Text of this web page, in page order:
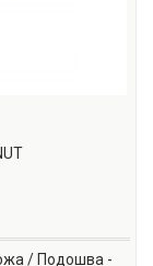
/ Подошва -